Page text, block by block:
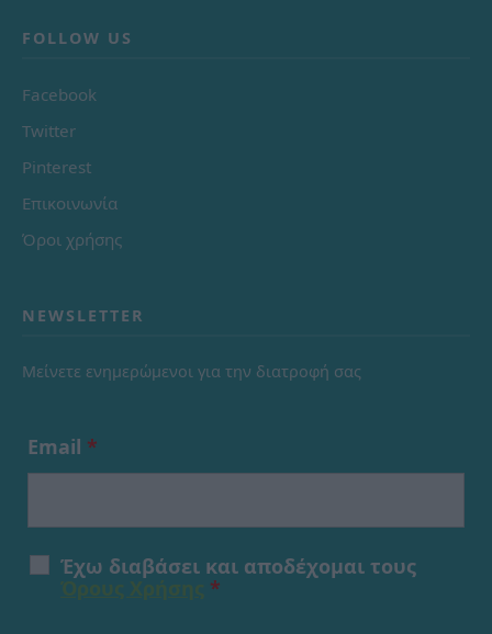
FOLLOW US
Facebook
Twitter
Pinterest
Επικοινωνία
Όροι χρήσης
NEWSLETTER
Μείνετε ενημερώμενοι για την διατροφή σας
Email *
Έχω διαβάσει και αποδέχομαι τους
*